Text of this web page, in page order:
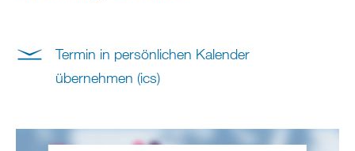
Termin in persönlichen Kalender
übernehmen (ics)